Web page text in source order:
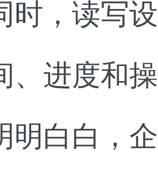
时，读写
、进度和
明白白，